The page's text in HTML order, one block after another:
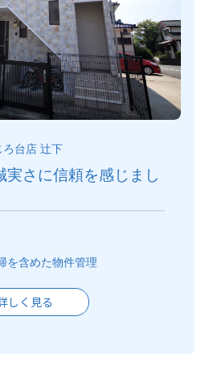
ろ台店 辻下
実さに信頼を感じまし
を含めた物件管理
しく見る